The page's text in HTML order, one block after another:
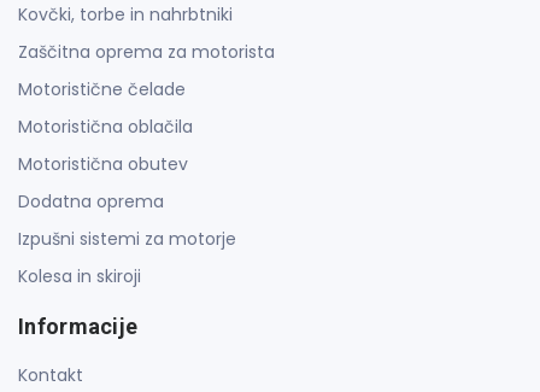
Kovčki, torbe in nahrbtniki
Zaščitna oprema za motorista
Motoristične čelade
Motoristična oblačila
Motoristična obutev
Dodatna oprema
Izpušni sistemi za motorje
Kolesa in skiroji
Informacije
Kontakt